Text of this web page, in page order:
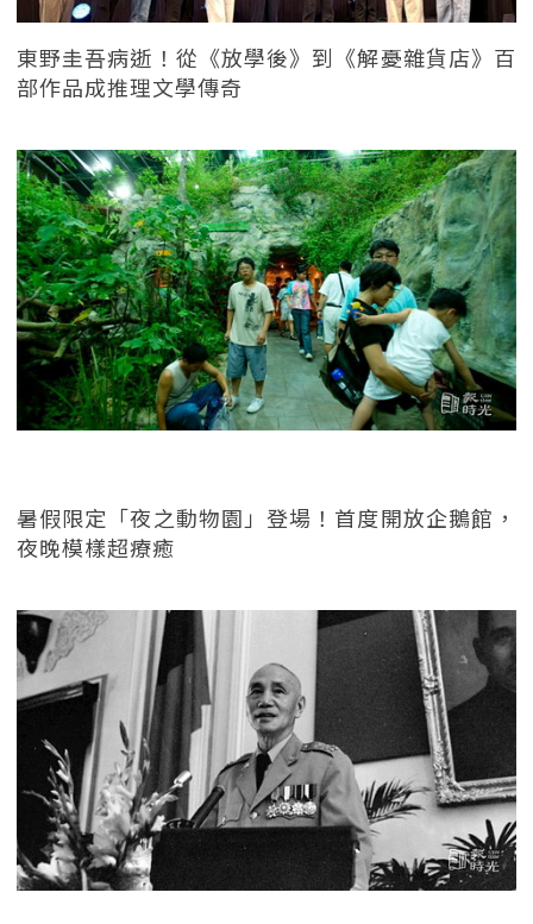
東野圭吾病逝！從《放學後》到《解憂雜貨店》百
部作品成推理文學傳奇
暑假限定「夜之動物園」登場！首度開放企鵝館，
夜晚模樣超療癒